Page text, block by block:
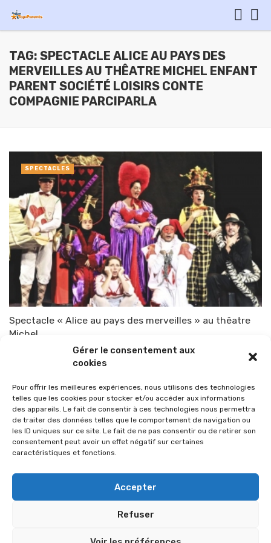
Gérer le consentement aux
cookies
Pour offrir les meilleures expériences, nous utilisons des technologies
telles que les cookies pour stocker et/ou accéder aux informations
des appareils. Le fait de consentir à ces technologies nous permettra
de traiter des données telles que le comportement de navigation ou
les ID uniques sur ce site. Le fait de ne pas consentir ou de retirer son
consentement peut avoir un effet négatif sur certaines
caractéristiques et fonctions.
Accepter
Refuser
TAG: SPECTACLE ALICE AU PAYS DES
MERVEILLES AU THÊATRE MICHEL ENFANT
PARENT SOCIÉTÉ LOISIRS CONTE
COMPAGNIE PARCIPARLA
Spectacle « Alice au pays des merveilles » au thêatre
Michel
TOP-PARENTS 17 décembre 2009
SPECTACLES